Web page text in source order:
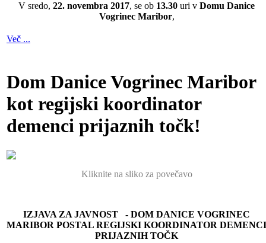
V sredo, 22. novembra 2017, se ob 13.30 uri v Domu Danice
Vogrinec Maribor,
Več ...
Dom Danice Vogrinec Maribor
kot regijski koordinator
demenci prijaznih točk!
Kliknite na sliko za povečavo
IZJAVA ZA JAVNOST - DOM DANICE VOGRINEC
MARIBOR POSTAL REGIJSKI KOORDINATOR DEMENCI
PRIJAZNIH TOČK